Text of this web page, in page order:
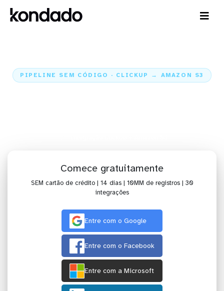
PIPELINE SEM CÓDIGO · CLICKUP → AMAZON S3
Comece gratuitamente
SEM cartão de crédito | 14 dias | 10MM de registros | 30
integrações
Entre com o Google
Entre com o Facebook
Entre com a Microsoft